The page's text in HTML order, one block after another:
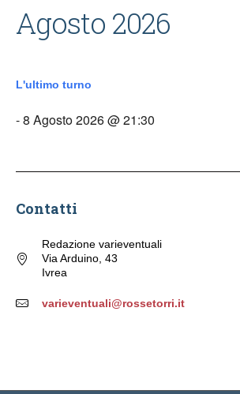
Agosto 2026
L'ultimo turno
- 8 Agosto 2026 @ 21:30
Contatti
Redazione varieventuali
Via Arduino, 43
Ivrea
varieventuali@rossetorri.it